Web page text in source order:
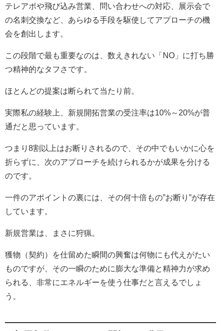
テレアポや飛び込み営業、問い合わせへの対応、展示会で
の名刺交換など、あらゆる手段を駆使してアプローチの機
会を創出します。
この段階で最も重要なのは、数えきれない「NO」に打ち勝
つ精神的なタフさです。
ほとんどの提案は断られて当たり前。
実際私の経験上、新規開拓営業の受注率は10%～20%が普
通だと思っています。
つまり8割以上はお断りされるので、その中でもいかに心を
折らずに、次のアプローチを続けられるかが成果を分ける
のです。
一件のアポイントの裏には、その何十倍もの”お断り”が存在
しています。
新規営業は、まさに狩猟。
獲物（契約）を仕留めた瞬間の興奮は何物にも代えがたい
ものですが、その一瞬のために膨大な準備と精神力が求め
られる、非常にエネルギーを使う仕事だと言えるでしょ
う。